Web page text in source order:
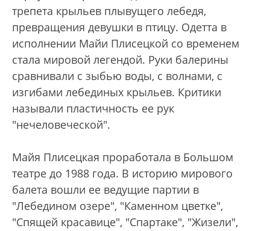
трепета крыльев плывущего лебедя,
превращения девушки в птицу. Одетта в
исполнении Майи Плисецкой со временем
стала мировой легендой. Руки балерины
сравнивали с зыбью воды, с волнами, с
изгибами лебединых крыльев. Критики
называли пластичность ее рук
"нечеловеческой".
Майя Плисецкая проработала в Большом
театре до 1988 года. В историю мирового
балета вошли ее ведущие партии в
"Лебедином озере", "Каменном цветке",
"Спящей красавице", "Спартаке", "Жизели",